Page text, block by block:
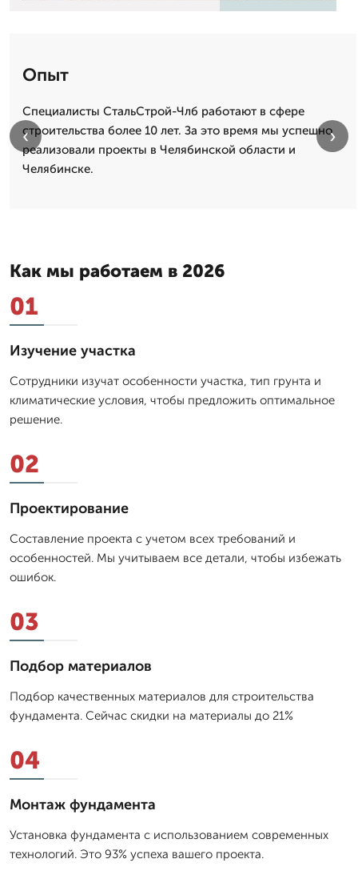
Опыт
Специалисты СтальСтрой-Члб работают в сфере
строительства более 10 лет. За это время мы успешно
реализовали проекты в Челябинской области и
Челябинске.
‹ ›
Как мы работаем в 2026
01
Изучение участка
Сотрудники изучат особенности участка, тип грунта и
климатические условия, чтобы предложить оптимальное
решение.
02
Проектирование
Составление проекта с учетом всех требований и
особенностей. Мы учитываем все детали, чтобы избежать
ошибок.
03
Подбор материалов
Подбор качественных материалов для строительства
фундамента. Сейчас скидки на материалы до 21%
04
Монтаж фундамента
Установка фундамента с использованием современных
технологий. Это 93% успеха вашего проекта.